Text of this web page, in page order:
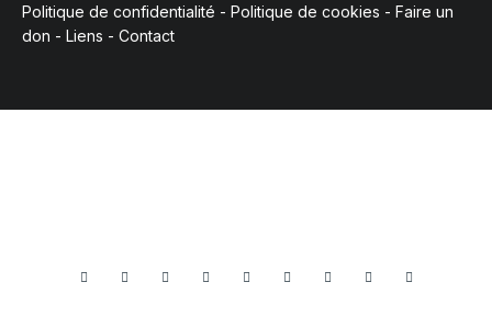
Politique de confidentialité - Politique de cookies - Faire un
don - Liens - Contact